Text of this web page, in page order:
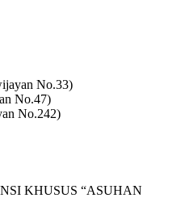
No.33)
No.47)
No.242)
KHUSUS “ASUHAN